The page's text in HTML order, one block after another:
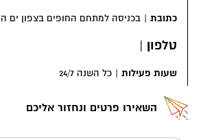
כתובת | בכניסה למתחם החופים בצפון ים
טלפון |
שעות פעילות | כל השנה 24/7
השאירו פרטים ונחזור אליכם